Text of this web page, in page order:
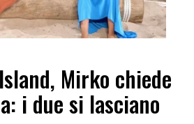
Mirko chiede
i due si lasciano